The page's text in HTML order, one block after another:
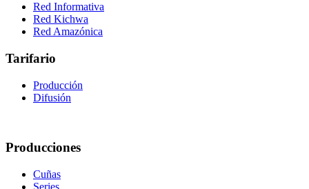
Red Informativa
Red Kichwa
Red Amazónica
Tarifario
Producción
Difusión
Producciones
Cuñas
Series